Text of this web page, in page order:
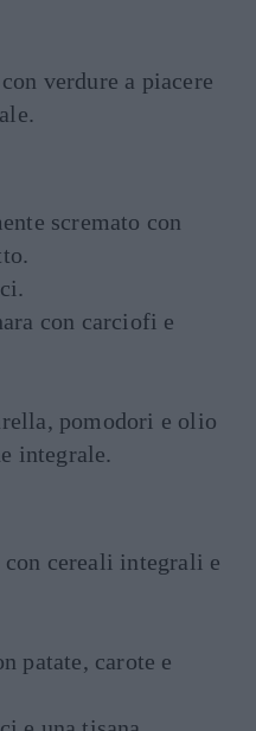
verdure a piacere
scremato con
con carciofi e
pomodori e olio
integrale.
cereali integrali e
patate, carote e